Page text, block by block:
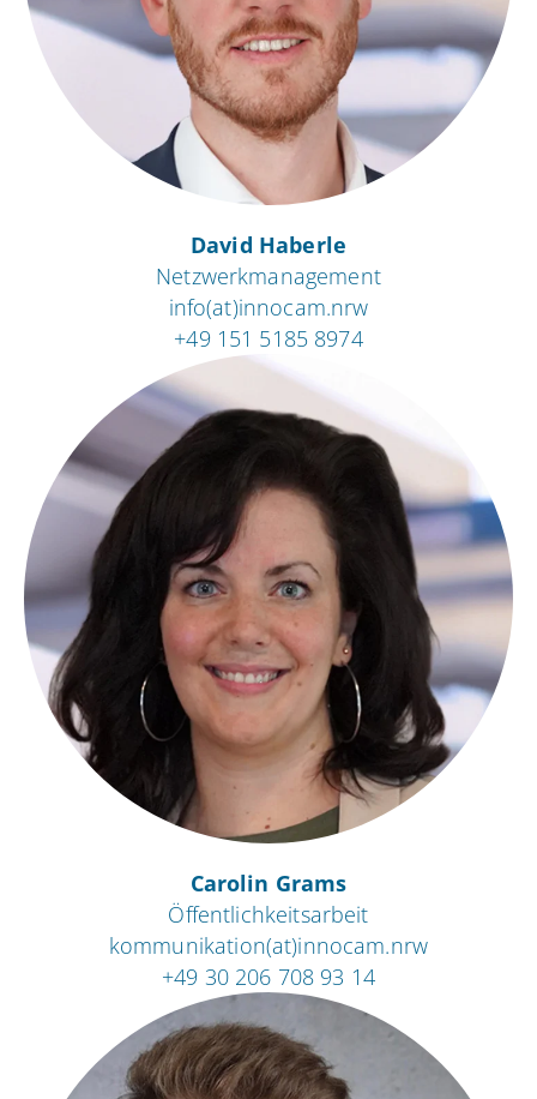
David Haberle
Netzwerkmanagement
info(at)innocam.nrw
+49 151 5185 8974
Carolin Grams
Öffentlichkeitsarbeit
kommunikation(at)innocam.nrw
+49 30 206 708 93 14